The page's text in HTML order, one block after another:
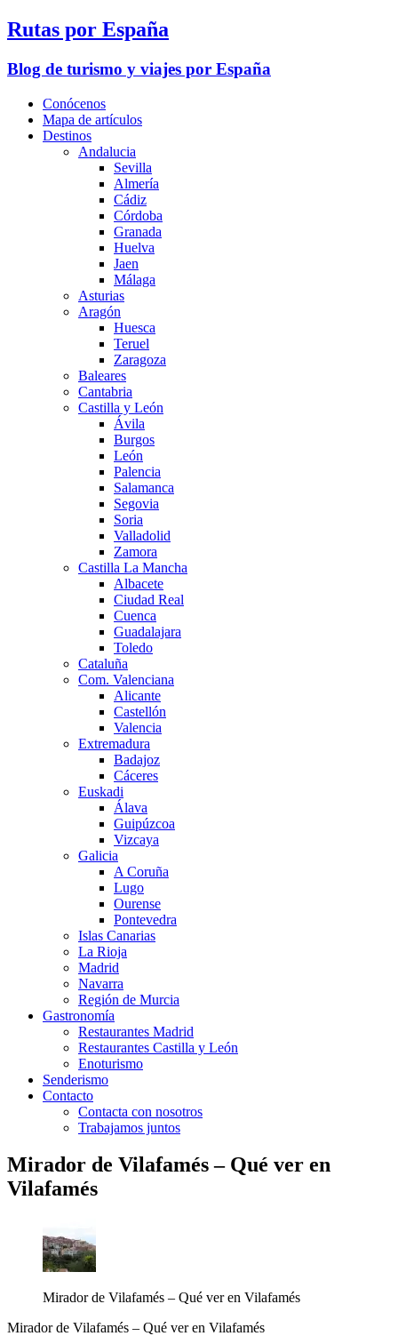
Rutas por España
Blog de turismo y viajes por España
Conócenos
Mapa de artículos
Destinos
Andalucia
Sevilla
Almería
Cádiz
Córdoba
Granada
Huelva
Jaen
Málaga
Asturias
Aragón
Huesca
Teruel
Zaragoza
Baleares
Cantabria
Castilla y León
Ávila
Burgos
León
Palencia
Salamanca
Segovia
Soria
Valladolid
Zamora
Castilla La Mancha
Albacete
Ciudad Real
Cuenca
Guadalajara
Toledo
Cataluña
Com. Valenciana
Alicante
Castellón
Valencia
Extremadura
Badajoz
Cáceres
Euskadi
Álava
Guipúzcoa
Vizcaya
Galicia
A Coruña
Lugo
Ourense
Pontevedra
Islas Canarias
La Rioja
Madrid
Navarra
Región de Murcia
Gastronomía
Restaurantes Madrid
Restaurantes Castilla y León
Enoturismo
Senderismo
Contacto
Contacta con nosotros
Trabajamos juntos
Mirador de Vilafamés – Qué ver en
Vilafamés
Mirador de Vilafamés – Qué ver en Vilafamés
Mirador de Vilafamés – Qué ver en Vilafamés